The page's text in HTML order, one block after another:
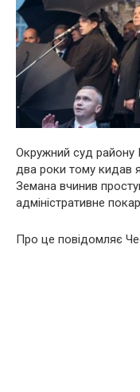
Окружний суд району
два роки тому кидав
Земана вчинив
адміністративне
Про це повідомляє